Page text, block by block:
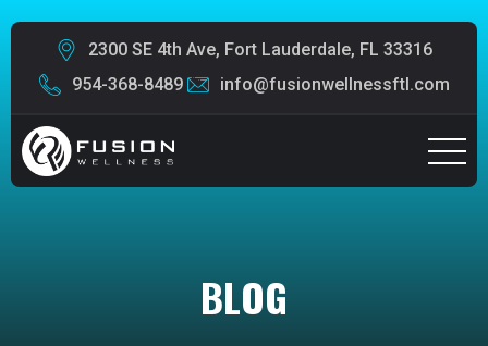
2300 SE 4th Ave, Fort Lauderdale, FL 33316
954-368-8489
info@fusionwellnessftl.com
BLOG